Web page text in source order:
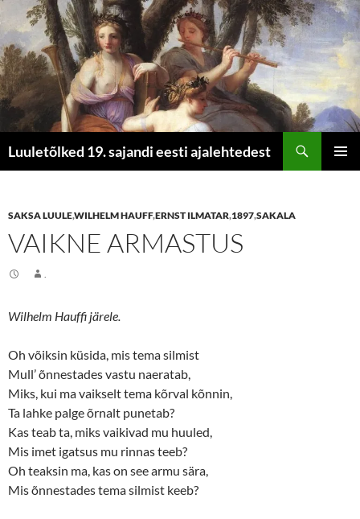
Luuletõlked 19. sajandi eesti ajalehtedest
SAKSA LUULE,WILHELM HAUFF,ERNST ILMATAR,1897,SAKALA
VAIKNE ARMASTUS
Wilhelm Hauffi järele.
Oh võiksin küsida, mis tema silmist
Mull’ õnnestades vastu naeratab,
Miks, kui ma vaikselt tema kõrval kõnnin,
Ta lahke palge õrnalt punetab?
Kas teab ta, miks vaikivad mu huuled,
Mis imet igatsus mu rinnas teeb?
Oh teaksin ma, kas on see armu sära,
Mis õnnestades tema silmist keeb?